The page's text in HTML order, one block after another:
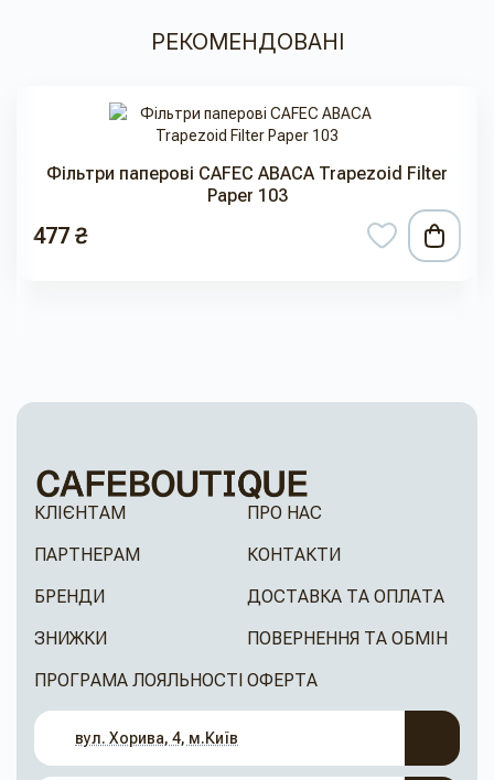
РЕКОМЕНДОВАНІ
Фільтри паперові CAFEC ABACA Trapezoid Filter
Paper 103
477 ₴
КЛІЄНТАМ
ПАРТНЕРАМ
БРЕНДИ
ЗНИЖКИ
ПРОГРАМА ЛОЯЛЬНОСТІ
ПРО НАС
КОНТАКТИ
ДОСТАВКА ТА ОПЛАТА
ПОВЕРНЕННЯ ТА ОБМІН
ОФЕРТА
вул. Хорива, 4, м.Київ